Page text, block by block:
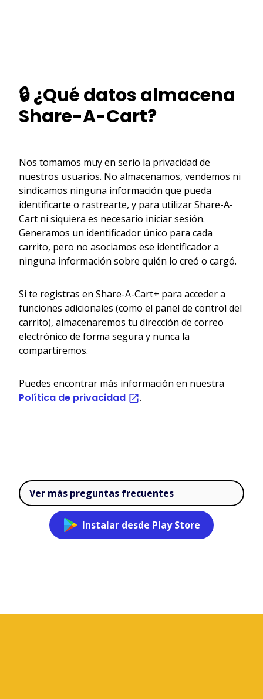
🔒 ¿Qué datos almacena
Share-A-Cart?
Nos tomamos muy en serio la privacidad de
nuestros usuarios. No almacenamos, vendemos ni
sindicamos ninguna información que pueda
identificarte o rastrearte, y para utilizar Share-A-
Cart ni siquiera es necesario iniciar sesión.
Generamos un identificador único para cada
carrito, pero no asociamos ese identificador a
ninguna información sobre quién lo creó o cargó.
Si te registras en Share-A-Cart+ para acceder a
funciones adicionales (como el panel de control del
carrito), almacenaremos tu dirección de correo
electrónico de forma segura y nunca la
compartiremos.
Puedes encontrar más información en nuestra
Política de privacidad .
Ver más preguntas frecuentes
Instalar desde Play Store